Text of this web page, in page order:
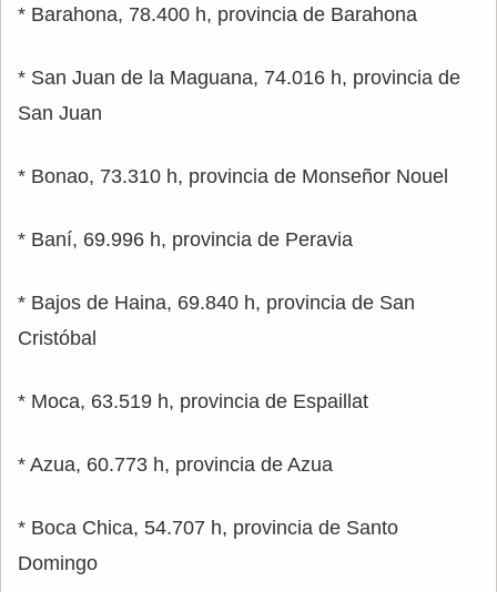
* Barahona, 78.400 h, provincia de Barahona
* San Juan de la Maguana, 74.016 h, provincia de
San Juan
* Bonao, 73.310 h, provincia de Monseñor Nouel
* Baní, 69.996 h, provincia de Peravia
* Bajos de Haina, 69.840 h, provincia de San
Cristóbal
* Moca, 63.519 h, provincia de Espaillat
* Azua, 60.773 h, provincia de Azua
* Boca Chica, 54.707 h, provincia de Santo
Domingo